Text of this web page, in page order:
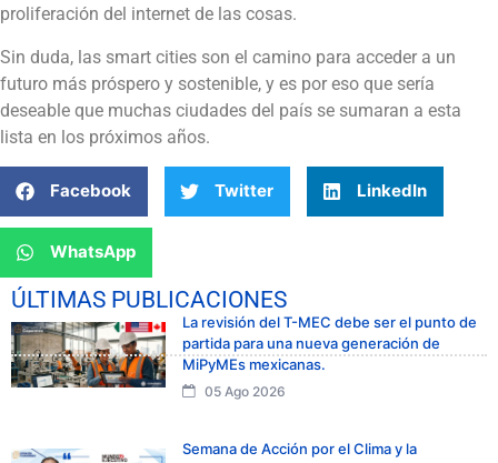
proliferación del internet de las cosas.
Sin duda, las smart cities son el camino para acceder a un
futuro más próspero y sostenible, y es por eso que sería
deseable que muchas ciudades del país se sumaran a esta
lista en los próximos años.
Facebook Twitter LinkedIn
WhatsApp
ÚLTIMAS PUBLICACIONES
La revisión del T-MEC debe ser el punto de
partida para una nueva generación de
MiPyMEs mexicanas.
05 Ago 2026
Semana de Acción por el Clima y la